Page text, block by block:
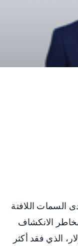
السمات اللافتة
الانكشاف
الذي فقد أكثر